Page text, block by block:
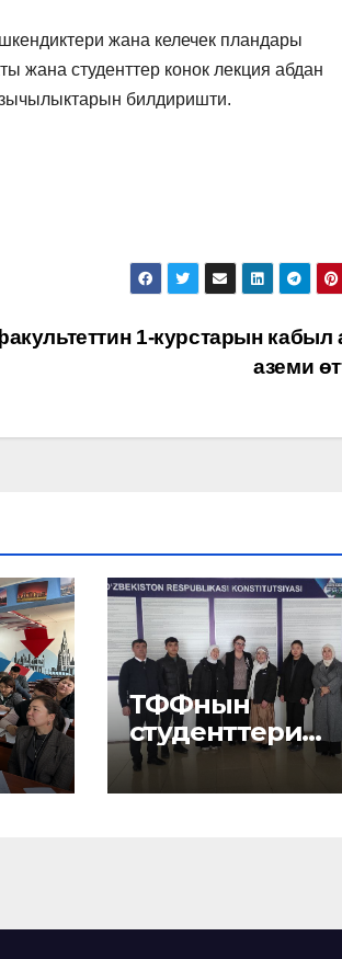
жана келечек пландары
жана студенттер конок лекция абдан
билдиришти.
1-курстарын кабыл
аземи
ТФФнын
студенттери
Андижанда